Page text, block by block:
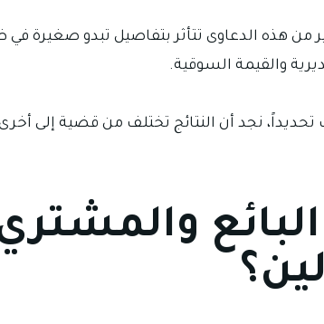
من هذه الدعاوى تتأثر بتفاصيل تبدو صغيرة
والقيمة السوقية.
تحديداً، نجد أن النتائج تختلف من قضية إلى